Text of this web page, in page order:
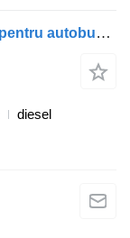
Cilindru hidraulic Bosch KS00002368 pentru autobuz Volvo B6, B7, B9, B10, B12, B12B (1978-2011)
diesel